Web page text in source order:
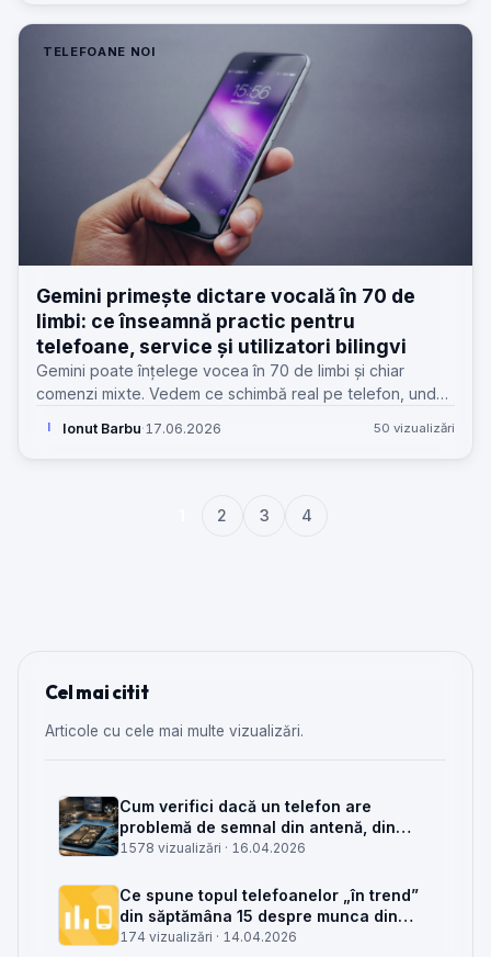
TELEFOANE NOI
Gemini primește dictare vocală în 70 de
limbi: ce înseamnă practic pentru
telefoane, service și utilizatori bilingvi
Gemini poate înțelege vocea în 70 de limbi și chiar
comenzi mixte. Vedem ce schimbă real pe telefon, unde
I Ionut Barbu· 17.06.2026 50 vizualizări
2 3 4
Cel mai citit
Articole cu cele mai multe vizualizări.
Cum verifici dacă un telefon are
problemă de semnal din antenă, din
placa de bază sau din rețea
1578 vizualizări · 16.04.2026
Ce spune topul telefoanelor „în trend”
din săptămâna 15 despre munca din
service GSM
174 vizualizări · 14.04.2026